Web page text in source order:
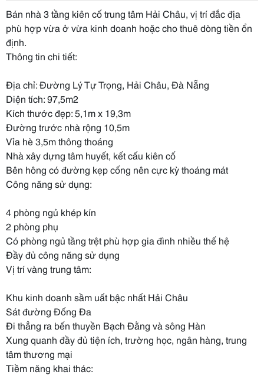
Bán nhà 3 tầng kiên cố trung tâm Hải Châu, vị trí đắc địa
phù hợp vừa ở vừa kinh doanh hoặc cho thuê dòng tiền ổn
định.
Thông tin chi tiết:
Địa chỉ: Đường Lý Tự Trọng, Hải Châu, Đà Nẵng
Diện tích: 97,5m2
Kích thước đẹp: 5,1m x 19,3m
Đường trước nhà rộng 10,5m
Vỉa hè 3,5m thông thoáng
Nhà xây dựng tâm huyết, kết cấu kiên cố
Bên hông có đường kẹp cống nên cực kỳ thoáng mát
Công năng sử dụng:
4 phòng ngủ khép kín
2 phòng phụ
Có phòng ngủ tầng trệt phù hợp gia đình nhiều thế hệ
Đầy đủ công năng sử dụng
Vị trí vàng trung tâm:
Khu kinh doanh sầm uất bậc nhất Hải Châu
Sát đường Đống Đa
Đi thẳng ra bến thuyền Bạch Đằng và sông Hàn
Xung quanh đầy đủ tiện ích, trường học, ngân hàng, trung
tâm thương mại
Tiềm năng khai thác: